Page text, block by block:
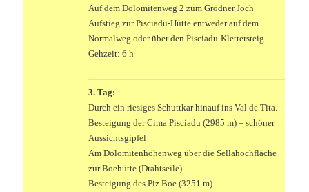
Auf dem Dolomitenweg 2 zum Grödner Joch
Aufstieg zur Pisciadu-Hütte entweder auf dem
Normalweg oder über den Pisciadu-Klettersteig
Gehzeit: 6 h
3. Tag:
Durch ein riesiges Schuttkar hinauf ins Val de Tita.
Besteigung der Cima Pisciadu (2985 m) – schöner
Aussichtsgipfel
Am Dolomitenhöhenweg über die Sellahochfläche
zur Boehütte (Drahtseile)
Besteigung des Piz Boe (3251 m)